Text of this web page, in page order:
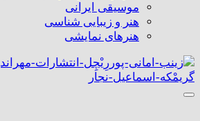
موسیقی ایرانی
هنر و زیبایی شناسی
هنر‌های نمایشی